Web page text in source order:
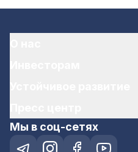
Мы в соц-сетях